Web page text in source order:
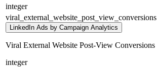
integer
viral_external_website_post_view_conversions
LinkedIn Ads by Campaign Analytics
Viral External Website Post-View Conversions
integer